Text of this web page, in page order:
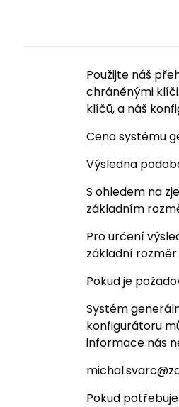
Použijte náš
chráněnými
klíčů, a náš
Cena systému
Výsledna
S ohledem na
základním
Pro určení
základní
Pokud je
Systém
konfigurátoru
informace nás
Pokud